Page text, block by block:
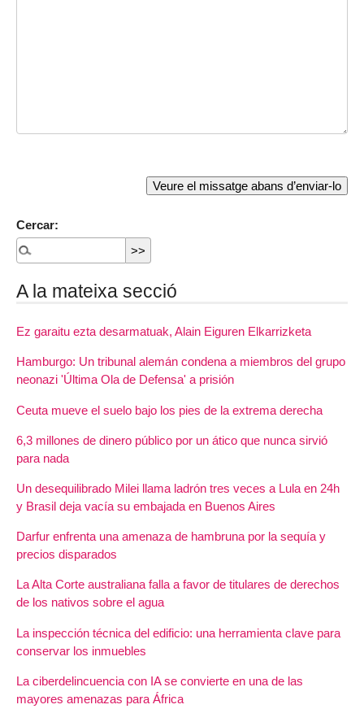
Cercar:
A la mateixa secció
Ez garaitu ezta desarmatuak, Alain Eiguren Elkarrizketa
Hamburgo: Un tribunal alemán condena a miembros del grupo
neonazi 'Última Ola de Defensa' a prisión
Ceuta mueve el suelo bajo los pies de la extrema derecha
6,3 millones de dinero público por un ático que nunca sirvió
para nada
Un desequilibrado Milei llama ladrón tres veces a Lula en 24h
y Brasil deja vacía su embajada en Buenos Aires
Darfur enfrenta una amenaza de hambruna por la sequía y
precios disparados
La Alta Corte australiana falla a favor de titulares de derechos
de los nativos sobre el agua
La inspección técnica del edificio: una herramienta clave para
conservar los inmuebles
La ciberdelincuencia con IA se convierte en una de las
mayores amenazas para África